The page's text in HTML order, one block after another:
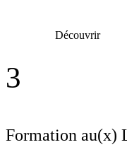
Découvrir
3
Formation au(x)